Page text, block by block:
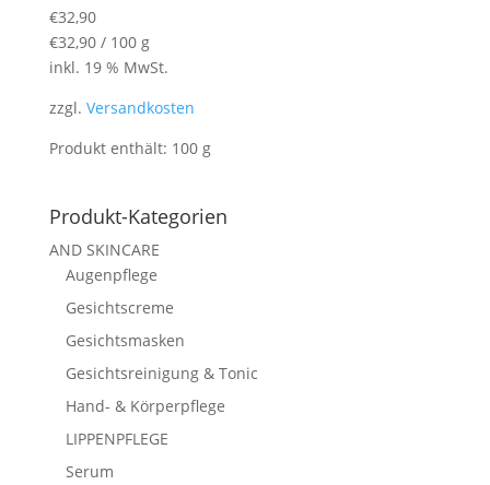
€32,90
€32,90/ 100 g
inkl. 19 % MwSt.
zzgl. Versandkosten
Produkt enthält: 100 g
Produkt-Kategorien
AND SKINCARE
Augenpflege
Gesichtscreme
Gesichtsmasken
Gesichtsreinigung & Tonic
Hand- & Körperpflege
LIPPENPFLEGE
Serum